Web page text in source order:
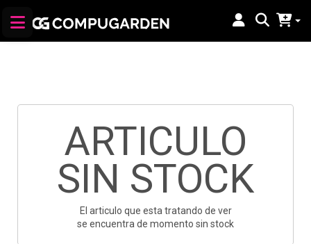
ARTICULO
SIN STOCK
El articulo que esta tratando de ver
se encuentra de momento sin stock